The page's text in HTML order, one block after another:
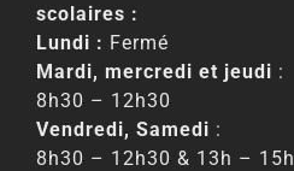
scolaires :
Lundi : Fermé
Mardi, mercredi et jeudi :
8h30 – 12h30
Vendredi, Samedi :
8h30 – 12h30 & 13h – 15h